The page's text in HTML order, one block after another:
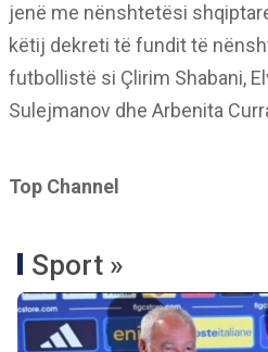
jenë me nënshtetësi
këtij dekreti të fundit të
futbollistë si Çlirim Shabani,
Sulejmanov dhe Arbenita
Top Channel
Sport »